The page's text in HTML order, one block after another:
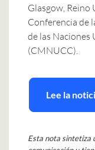
Glasgow, Reino
Conferencia de
de las Naciones
(CMNUCC).
Lee la
Esta nota sintetiza